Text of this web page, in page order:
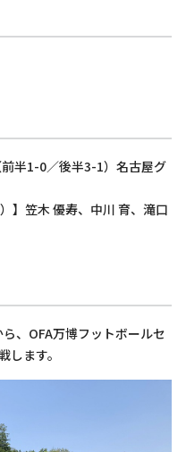
半1-0／後半3-1）名古屋グ
】笠木 優寿、中川 育、滝口
、OFA万博フットボールセ
します。